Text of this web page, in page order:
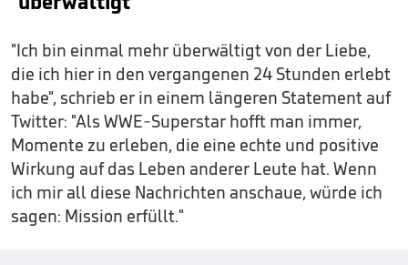
"Ich bin einmal mehr überwältigt von der Liebe,
die ich hier in den vergangenen 24 Stunden erlebt
habe", schrieb er in einem längeren Statement auf
Twitter: "Als WWE-Superstar hofft man immer,
Momente zu erleben, die eine echte und positive
Wirkung auf das Leben anderer Leute hat. Wenn
ich mir all diese Nachrichten anschaue, würde ich
sagen: Mission erfüllt."